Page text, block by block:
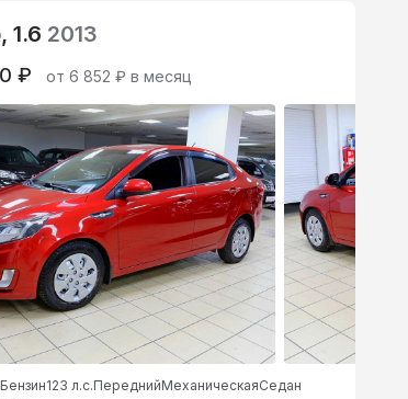
1.6 2013
₽ от 6 852 ₽ в месяц
Бензин123 л.с.ПереднийМеханическаяСедан